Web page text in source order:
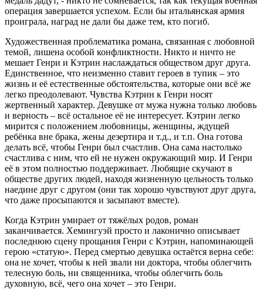
операция завершается успехом. Если бы итальянская армия
проиграла, наград не дали бы даже тем, кто погиб.
Художественная проблематика романа, связанная с любовной
темой, лишена особой конфликтности. Никто и ничто не
мешает Генри и Кэтрин наслаждаться обществом друг друга.
Единственное, что неизменно ставит героев в тупик – это
жизнь и её естественные обстоятельства, которые они всё же
легко преодолевают. Чувства Кэтрин к Генри носят
жертвенный характер. Девушке от мужа нужна только любовь
и верность – всё остальное её не интересует. Кэтрин легко
мирится с положением любовницы, женщины, ждущей
ребёнка вне брака, жены дезертира и т.д., и т.п. Она готова
делать всё, чтобы Генри был счастлив. Она сама настолько
счастлива с ним, что ей не нужен окружающий мир. И Генри
её в этом полностью поддерживает. Любящие скучают в
обществе других людей, находя жизненную цельность только
наедине друг с другом (они так хорошо чувствуют друг друга,
что даже просыпаются и засыпают вместе).
Когда Кэтрин умирает от тяжёлых родов, роман
заканчивается. Хемингуэй просто и лаконично описывает
последнюю сцену прощания Генри с Кэтрин, напоминающей
герою «статую». Перед смертью девушка остаётся верна себе:
она не хочет, чтобы к ней звали ни доктора, чтобы облегчить
телесную боль, ни священника, чтобы облегчить боль
духовную, всё, чего она хочет – это Генри.